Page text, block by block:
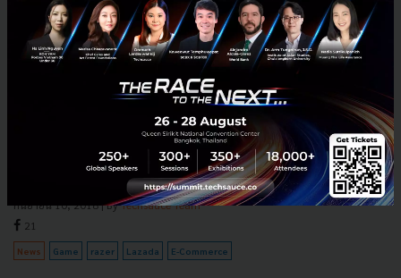
Razer เปิดร้านขายเกม PC บนเว็บ Lazada ประเทศไทยแล้ว
ก่อนหน้านี้เดือนเมษายน 2018 ในสิงคโปร์ Razer Game Store เป็นแหล่ง
จำหน่ายเกม PC บน Lazada ซึ่งจำหน่ายเกมดิจิทัลด้วยสกุลเงินท้องถิ่นเพื่อ
ความสะดวกในการเลือกซื้อภายใต้วิธีการชำระเงินท...
กันยายน 10, 2018| ByTechsauce Team
21
News Game razer Lazada E-Commerce